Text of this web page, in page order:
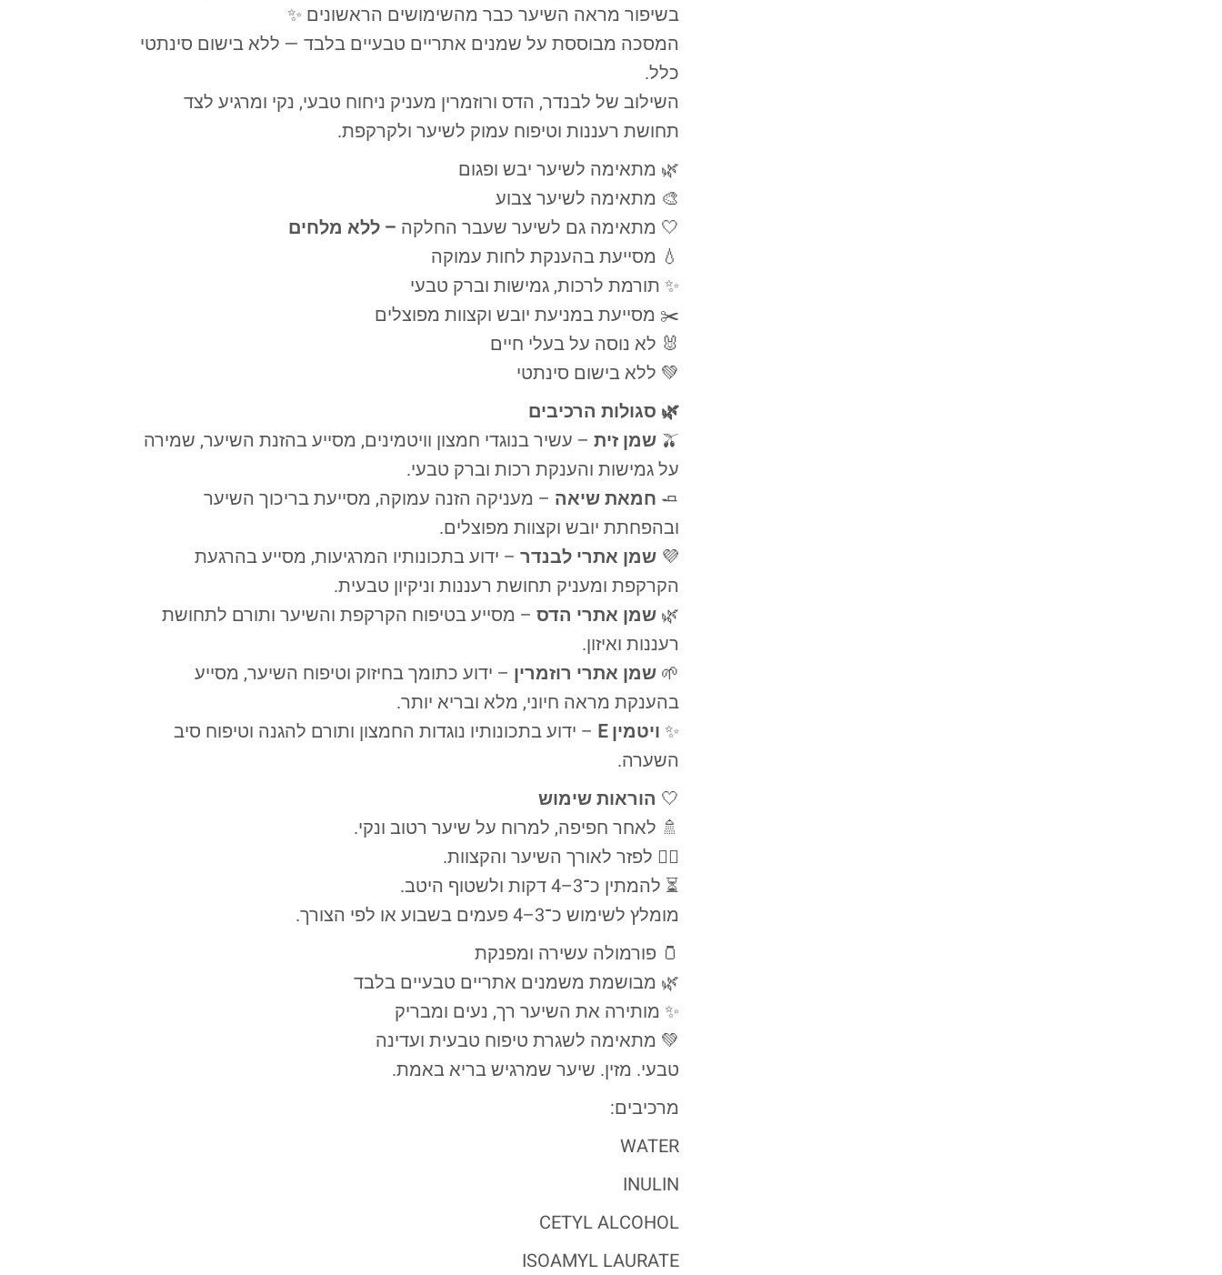
בשיפור מראה השיער כבר מהשימושים הראשונים ✨
המסכה מבוססת על שמנים אתריים טבעיים בלבד — ללא בישום סינתטי
כלל.
השילוב של לבנדר, הדס ורוזמרין מעניק ניחוח טבעי, נקי ומרגיע לצד
תחושת רעננות וטיפוח עמוק לשיער ולקרקפת.
🌿 מתאימה לשיער יבש ופגום
🎨 מתאימה לשיער צבוע
🤍 מתאימה גם לשיער שעבר החלקה – ללא מלחים
💧 מסייעת בהענקת לחות עמוקה
✨ תורמת לרכות, גמישות וברק טבעי
✂️ מסייעת במניעת יובש וקצוות מפוצלים
🐰 לא נוסה על בעלי חיים
💚 ללא בישום סינתטי
🌿 סגולות הרכיבים
🫒 שמן זית – עשיר בנוגדי חמצון וויטמינים, מסייע בהזנת השיער, שמירה
על גמישות והענקת רכות וברק טבעי.
🧈 חמאת שיאה – מעניקה הזנה עמוקה, מסייעת בריכוך השיער
ובהפחתת יובש וקצוות מפוצלים.
💜 שמן אתרי לבנדר – ידוע בתכונותיו המרגיעות, מסייע בהרגעת
הקרקפת ומעניק תחושת רעננות וניקיון טבעית.
🌿 שמן אתרי הדס – מסייע בטיפוח הקרקפת והשיער ותורם לתחושת
רעננות ואיזון.
🌱 שמן אתרי רוזמרין – ידוע כתומך בחיזוק וטיפוח השיער, מסייע
בהענקת מראה חיוני, מלא ובריא יותר.
✨ ויטמין E
– ידוע בתכונותיו נוגדות החמצון ותורם להגנה וטיפוח סיב
השערה.
🤍 הוראות שימוש
🚿 לאחר חפיפה, למרוח על שיער רטוב ונקי.
💆‍♀️ לפזר לאורך השיער והקצוות.
⏳ להמתין כ־3–4 דקות ולשטוף היטב.
מומלץ לשימוש כ־3–4 פעמים בשבוע או לפי הצורך.
🫙 פורמולה עשירה ומפנקת
🌿 מבושמת משמנים אתריים טבעיים בלבד
✨ מותירה את השיער רך, נעים ומבריק
💚 מתאימה לשגרת טיפוח טבעית ועדינה
טבעי. מזין. שיער שמרגיש בריא באמת.
מרכיבים:
WATER
INULIN
CETYL ALCOHOL
ISOAMYL LAURATE